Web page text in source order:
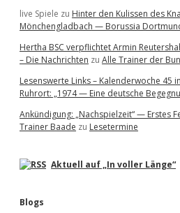
live Spiele zu Hinter den Kulissen des
Mönchengladbach — Borussia
Hertha BSC verpflichtet Armin
– Die Nachrichten zu Alle Trainer der
Lesenswerte Links – Kalenderwoche 45
Ruhrort: „1974 — Eine deutsche
Ankündigung: „Nachspielzeit“ — Erstes
Trainer Baade zu Lesetermine
Aktuell auf „In voller Länge“
Blogs